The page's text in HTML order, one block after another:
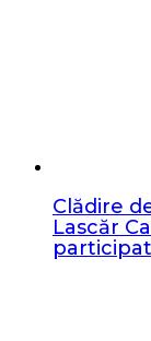
Clădire
Lascăr